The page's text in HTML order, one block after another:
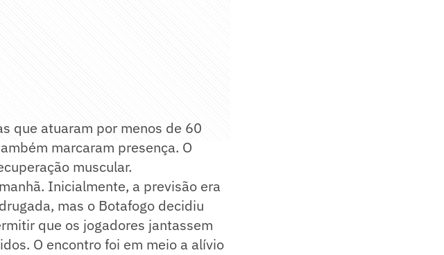
que atuaram por menos de 60
marcaram presença. O
muscular.
Inicialmente, a previsão era
mas o Botafogo decidiu
que os jogadores jantassem
O encontro foi em meio a alívio